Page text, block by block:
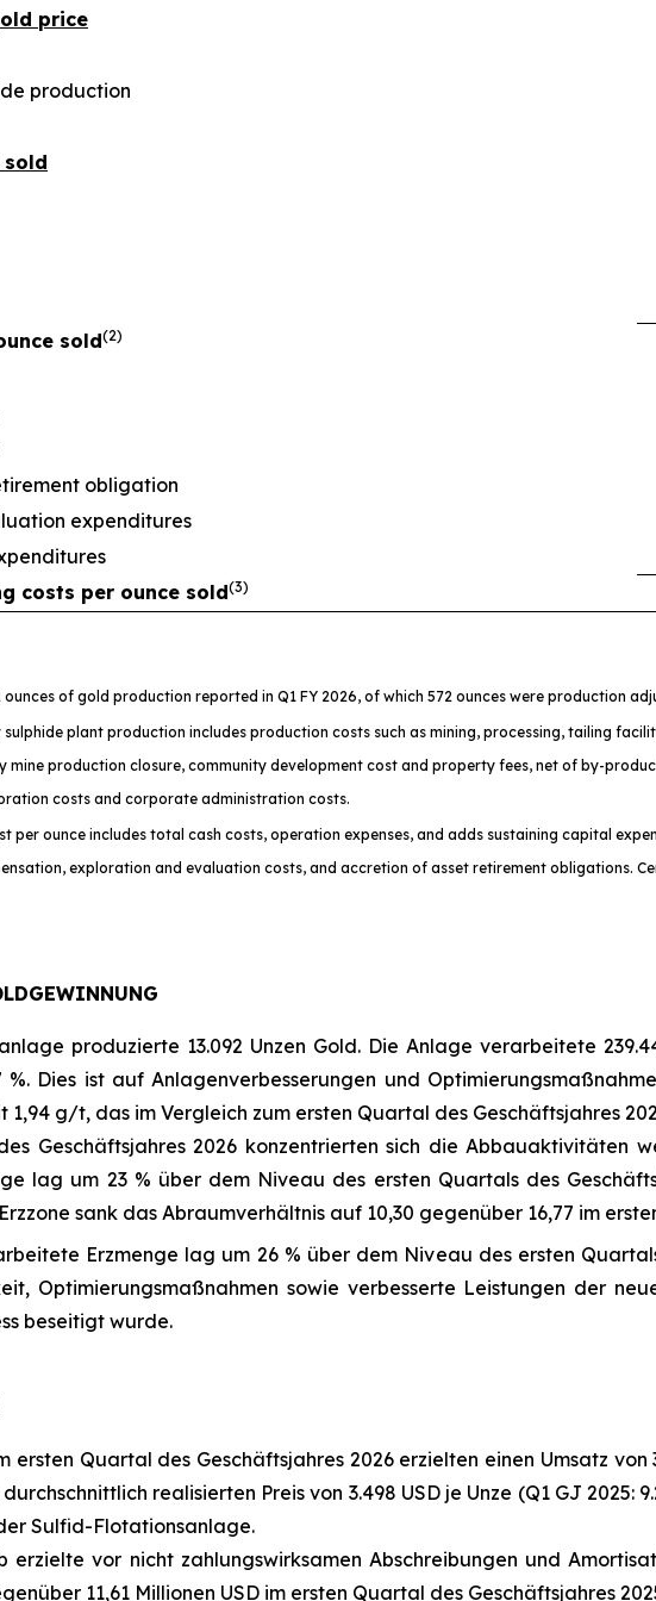
price
production
sold
sold(2)
obligation
expenditures
costs per ounce sold(3)
of gold production reported in Q1 FY 2026, of which 572 ounces were production
plant production includes production costs such as mining, processing, tailing
mine production closure, community development cost and property fees, net of by-
costs and corporate administration costs.
per ounce includes total cash costs, operation expenses, and adds sustaining capital
exploration and evaluation costs, and accretion of asset retirement obligations.
produzierte 13.092 Unzen Gold. Die Anlage verarbeitete
%. Dies ist auf Anlagenverbesserungen und
1,94 g/t, das im Vergleich zum ersten Quartal des Geschäftsjahres
Geschäftsjahres 2026 konzentrierten sich die Abbauaktivitäten
lag um 23 % über dem Niveau des ersten Quartals des
sank das Abraumverhältnis auf 10,30 gegenüber 16,77 im
Erzmenge lag um 26 % über dem Niveau des ersten
Optimierungsmaßnahmen sowie verbesserte Leistungen der
beseitigt wurde.
ersten Quartal des Geschäftsjahres 2026 erzielten einen Umsatz von
realisierten Preis von 3.498 USD je Unze (Q1 GJ 2025:
Sulfid-Flotationsanlage.
erzielte vor nicht zahlungswirksamen Abschreibungen und
11,61 Millionen USD im ersten Quartal des Geschäftsjahres